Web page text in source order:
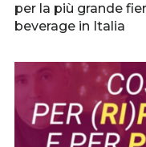
per la più grande
beverage in Italia